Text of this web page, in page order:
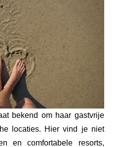
bekend om haar gastvrije
locaties. Hier vind je niet
en comfortabele resorts,